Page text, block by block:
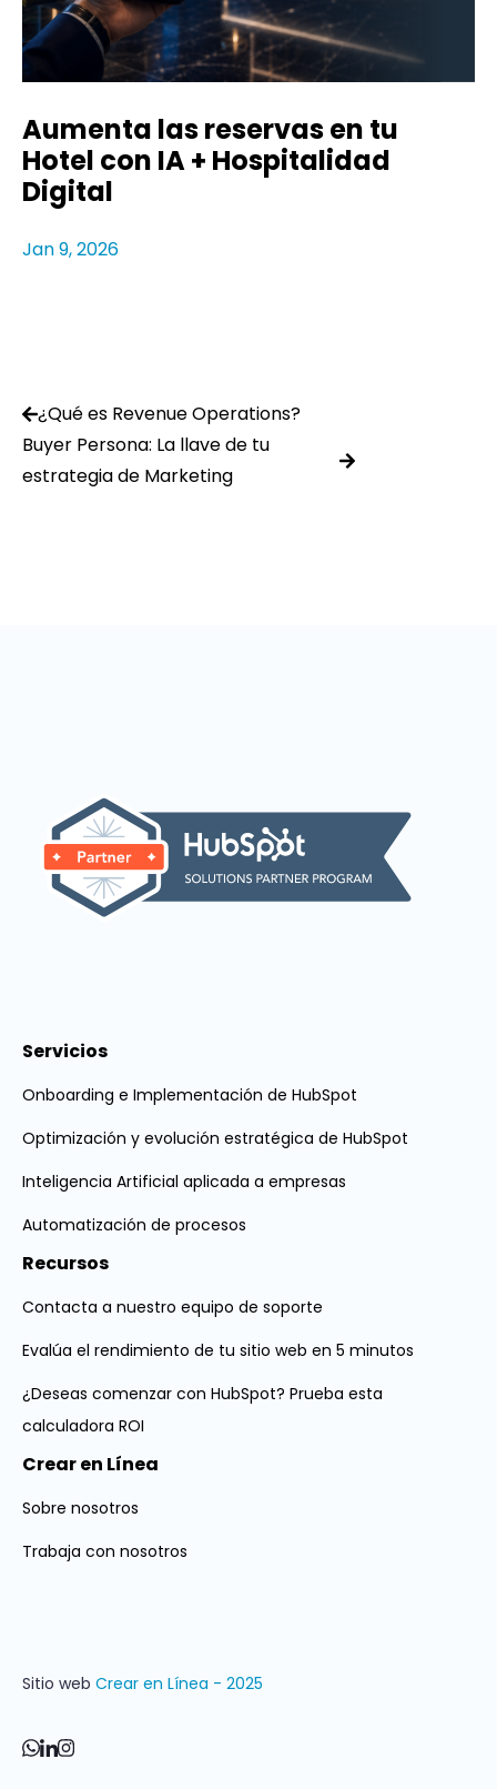
Aumenta las reservas en tu
Hotel con IA + Hospitalidad
Digital
Jan 9, 2026
¿Qué es Revenue Operations?
Buyer Persona: La llave de tu
estrategia de Marketing
Servicios
Onboarding e Implementación de HubSpot
Optimización y evolución estratégica de HubSpot
Inteligencia Artificial aplicada a empresas
Automatización de procesos
Recursos
Contacta a nuestro equipo de soporte
Evalúa el rendimiento de tu sitio web en 5 minutos
¿Deseas comenzar con HubSpot? Prueba esta
calculadora ROI
Crear en Línea
Sobre nosotros
Trabaja con nosotros
Sitio web Crear en Línea - 2025